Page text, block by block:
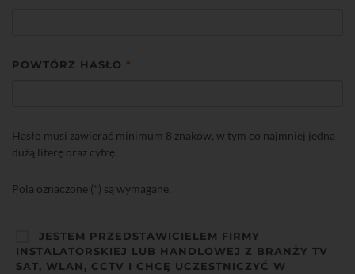
POWTÓRZ HASŁO *
Hasło musi zawierać minimum 8 znaków, w tym co najmniej jedną
dużą literę oraz cyfrę.
Pola oznaczone (*) są wymagane.
JESTEM PRZEDSTAWICIELEM FIRMY
INSTALATORSKIEJ LUB HANDLOWEJ Z BRANŻY TV
SAT, WLAN, CCTV I CHCĘ UCZESTNICZYĆ W